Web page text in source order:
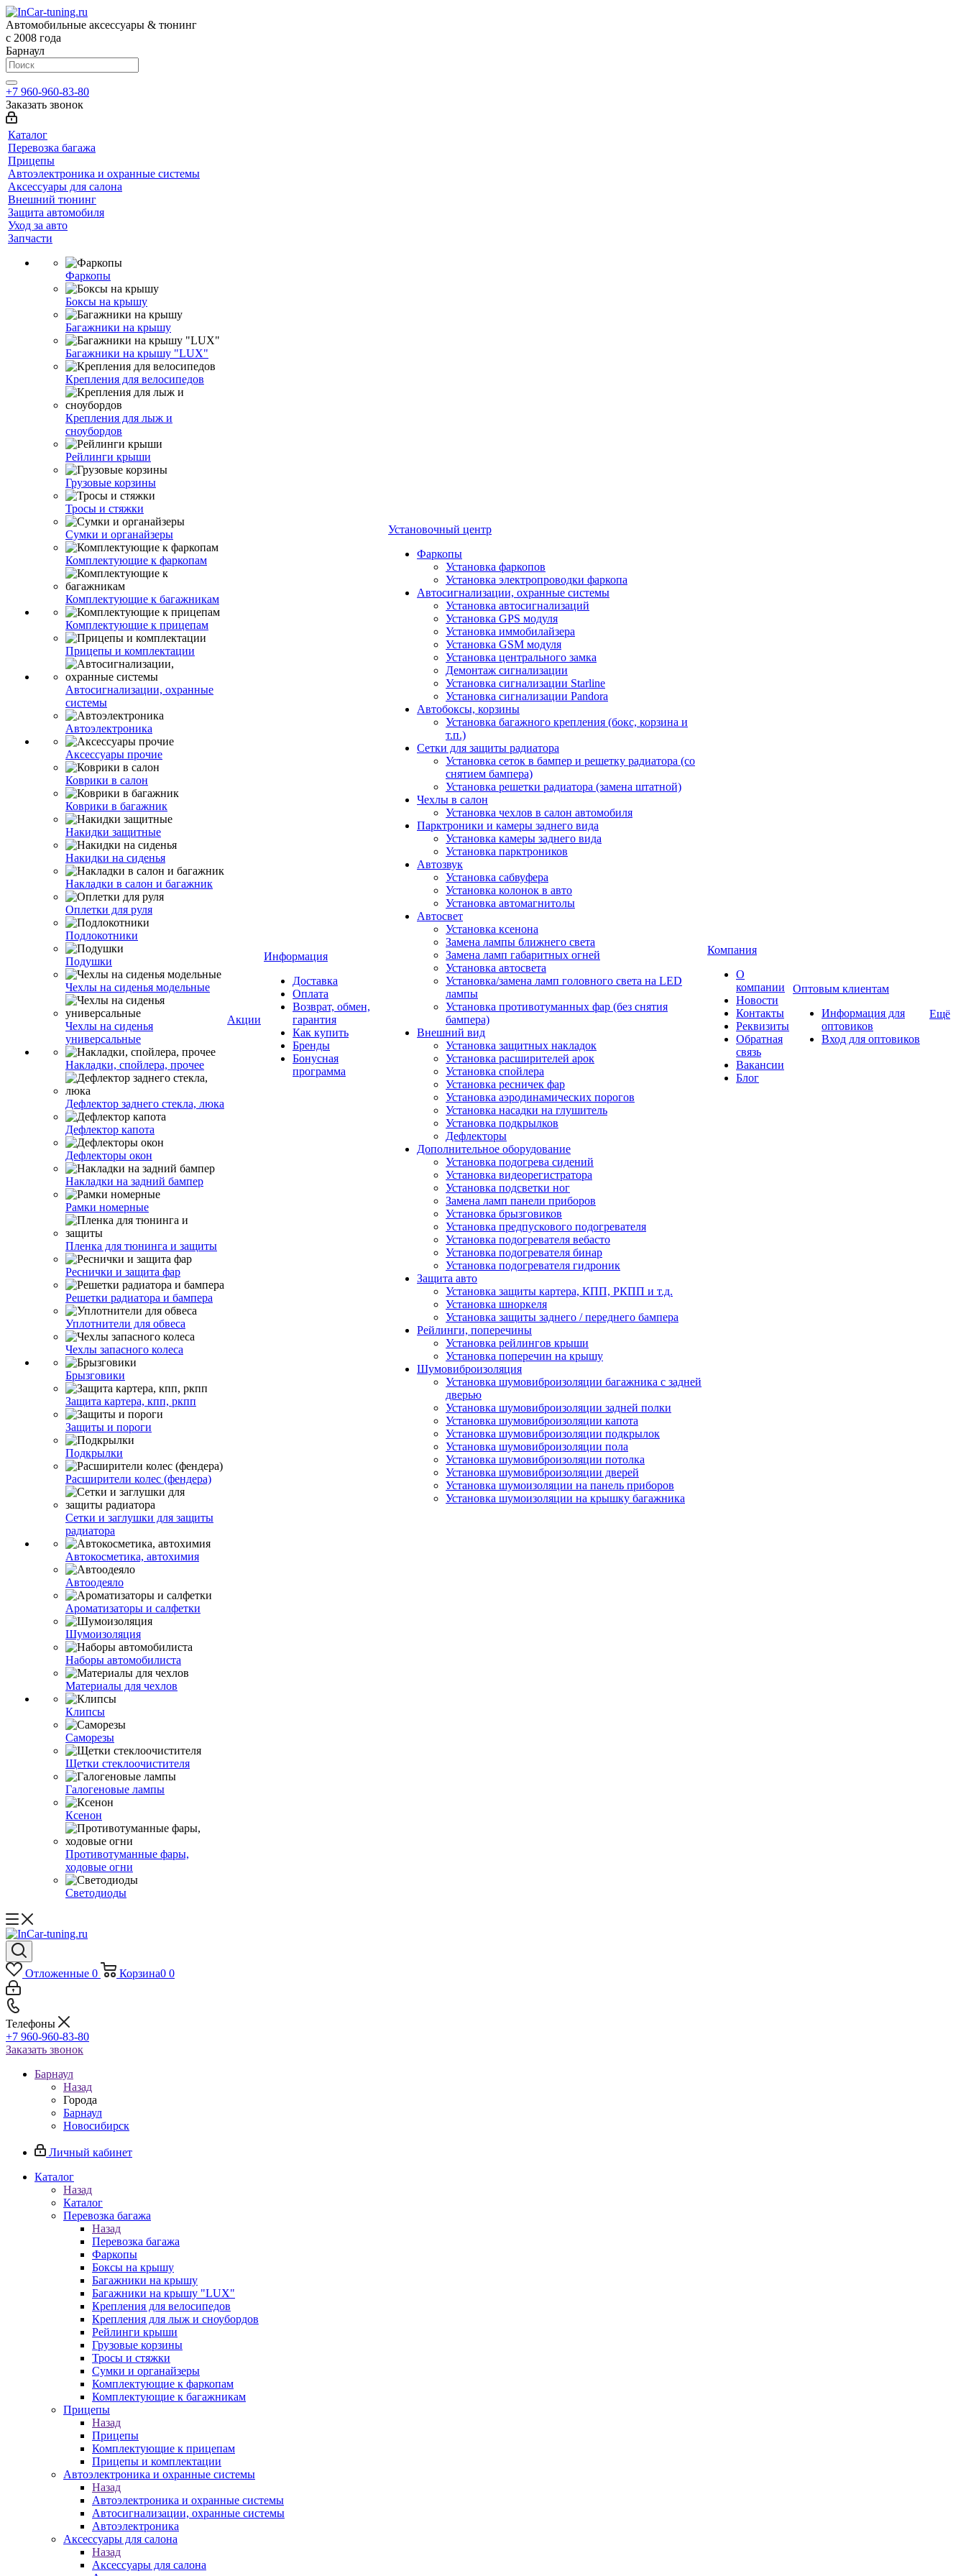
Автомобильные аксессуары & тюнинг
с 2008 года
Барнаул
+7 960-960-83-80
Заказать звонок
Каталог
Перевозка багажа
Прицепы
Автоэлектроника и охранные системы
Аксессуары для салона
Внешний тюнинг
Защита автомобиля
Уход за авто
Запчасти
Фаркопы
Боксы на крышу
Багажники на крышу
Багажники на крышу "LUX"
Крепления для велосипедов
Крепления для лыж и
сноубордов
Рейлинги крыши
Грузовые корзины
Тросы и стяжки
Сумки и органайзеры
Комплектующие к фаркопам
Комплектующие к багажникам
Комплектующие к прицепам
Прицепы и комплектации
Автосигнализации, охранные
системы
Автоэлектроника
Аксессуары прочие
Коврики в салон
Коврики в багажник
Накидки защитные
Накидки на сиденья
Накладки в салон и багажник
Оплетки для руля
Подлокотники
Подушки
Чехлы на сиденья модельные
Чехлы на сиденья
универсальные
Накладки, спойлера, прочее
Дефлектор заднего стекла, люка
Дефлектор капота
Дефлекторы окон
Накладки на задний бампер
Рамки номерные
Пленка для тюнинга и защиты
Реснички и защита фар
Решетки радиатора и бампера
Уплотнители для обвеса
Чехлы запасного колеса
Брызговики
Защита картера, кпп, ркпп
Защиты и пороги
Подкрылки
Расширители колес (фендера)
Сетки и заглушки для защиты
радиатора
Автокосметика, автохимия
Автоодеяло
Ароматизаторы и салфетки
Шумоизоляция
Наборы автомобилиста
Материалы для чехлов
Клипсы
Саморезы
Щетки стеклоочистителя
Галогеновые лампы
Ксенон
Противотуманные фары,
ходовые огни
Светодиоды
Акции
Информация
Доставка
Оплата
Возврат, обмен,
гарантия
Как купить
Бренды
Бонусная
программа
Установочный центр
Фаркопы
Установка фаркопов
Установка электропроводки фаркопа
Автосигнализации, охранные системы
Установка автосигнализаций
Установка GPS модуля
Установка иммобилайзера
Установка GSM модуля
Установка центрального замка
Демонтаж сигнализации
Установка сигнализации Starline
Установка сигнализации Pandora
Автобоксы, корзины
Установка багажного крепления (бокс, корзина и
т.п.)
Сетки для защиты радиатора
Установка сеток в бампер и решетку радиатора (со
снятием бампера)
Установка решетки радиатора (замена штатной)
Чехлы в салон
Установка чехлов в салон автомобиля
Парктроники и камеры заднего вида
Установка камеры заднего вида
Установка парктроников
Автозвук
Установка сабвуфера
Установка колонок в авто
Установка автомагнитолы
Автосвет
Установка ксенона
Замена лампы ближнего света
Замена ламп габаритных огней
Установка автосвета
Установка/замена ламп головного света на LED
лампы
Установка противотуманных фар (без снятия
бампера)
Внешний вид
Установка защитных накладок
Установка расширителей арок
Установка спойлера
Установка ресничек фар
Установка аэродинамических порогов
Установка насадки на глушитель
Установка подкрылков
Дефлекторы
Дополнительное оборудование
Установка подогрева сидений
Установка видеорегистратора
Установка подсветки ног
Замена ламп панели приборов
Установка брызговиков
Установка предпускового подогревателя
Установка подогревателя вебасто
Установка подогревателя бинар
Установка подогревателя гидроник
Защита авто
Установка защиты картера, КПП, РКПП и т.д.
Установка шноркеля
Установка защиты заднего / переднего бампера
Рейлинги, поперечины
Установка рейлингов крыши
Установка поперечин на крышу
Шумовиброизоляция
Установка шумовиброизоляции багажника с задней
дверью
Установка шумовиброизоляции задней полки
Установка шумовиброизоляции капота
Установка шумовиброизоляции подкрылок
Установка шумовиброизоляции пола
Установка шумовиброизоляции потолка
Установка шумовиброизоляции дверей
Установка шумоизоляции на панель приборов
Установка шумоизоляции на крышку багажника
Компания
О
компании
Новости
Контакты
Реквизиты
Обратная
связь
Вакансии
Блог
Оптовым клиентам
Информация для
оптовиков
Вход для оптовиков
Ещё
Отложенные 0 Корзина0 0
Телефоны
+7 960-960-83-80
Заказать звонок
Барнаул
Назад
Города
Барнаул
Новосибирск
Личный кабинет
Каталог
Назад
Каталог
Перевозка багажа
Назад
Перевозка багажа
Фаркопы
Боксы на крышу
Багажники на крышу
Багажники на крышу "LUX"
Крепления для велосипедов
Крепления для лыж и сноубордов
Рейлинги крыши
Грузовые корзины
Тросы и стяжки
Сумки и органайзеры
Комплектующие к фаркопам
Комплектующие к багажникам
Прицепы
Назад
Прицепы
Комплектующие к прицепам
Прицепы и комплектации
Автоэлектроника и охранные системы
Назад
Автоэлектроника и охранные системы
Автосигнализации, охранные системы
Автоэлектроника
Аксессуары для салона
Назад
Аксессуары для салона